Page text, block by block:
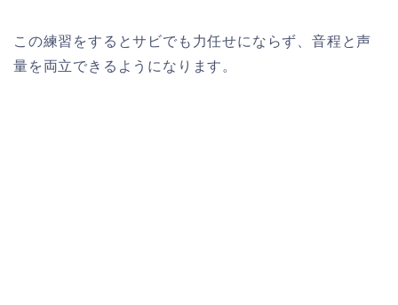
この練習をするとサビでも力任せにならず、音程と声
量を両立できるようになります。